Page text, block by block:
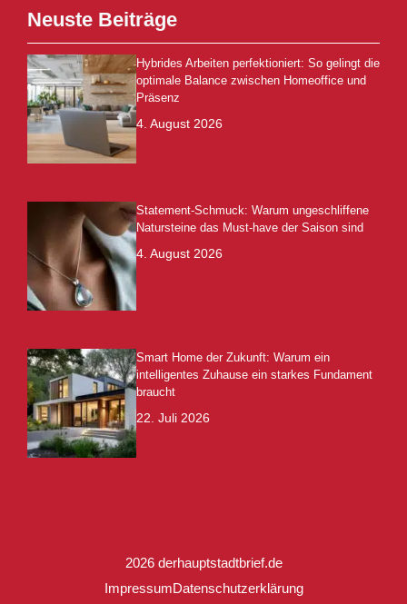
Neuste Beiträge
Hybrides Arbeiten perfektioniert: So gelingt die
optimale Balance zwischen Homeoffice und
Präsenz
4. August 2026
Statement-Schmuck: Warum ungeschliffene
Natursteine das Must-have der Saison sind
4. August 2026
Smart Home der Zukunft: Warum ein
intelligentes Zuhause ein starkes Fundament
braucht
22. Juli 2026
2026 derhauptstadtbrief.de
ImpressumDatenschutzerklärung